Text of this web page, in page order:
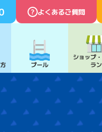
よくあるご質問
プール
ショップ・
ラン